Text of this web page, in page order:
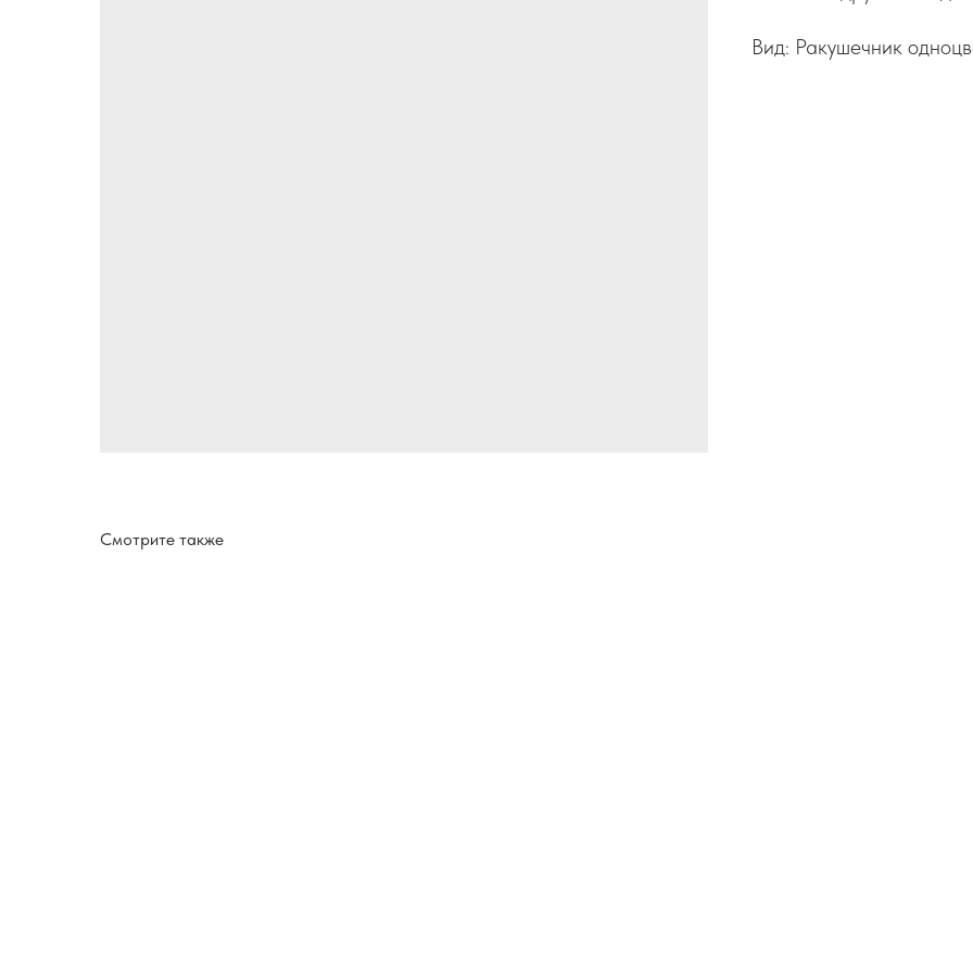
Вид: Ракушечник
Смотрите также